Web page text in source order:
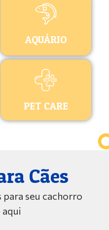
AQUÁRIO
PET CARE
Cães
seu cachorro